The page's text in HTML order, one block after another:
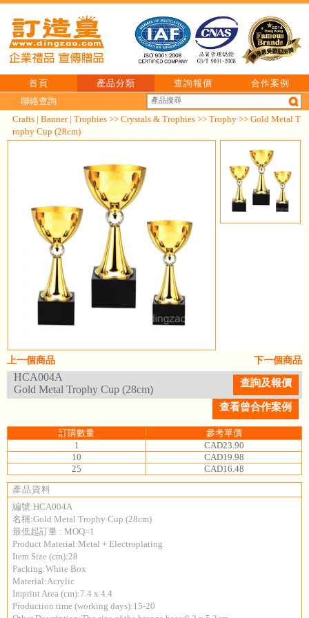
首頁 產品分類 查詢報價
合作案例
聯絡查詢
Crafts | Banner | Trophies >> Crystals & Trophies >> Trophy >> Gold Metal T
rophy Cup (28cm)
下一個商品
上一個商品
HCA004A
Gold Metal Trophy Cup (28cm)
查詢及報價
查看曾合作案例
訂購數量
參考單價
1
CAD23.90
10
CAD19.98
25
CAD16.48
產品資料
編號:HCA004A
名稱:Gold Metal Trophy Cup (28cm)
最低起訂量 : MOQ=1
Product Material:Metal + Electroplating
Item Size (cm):28
Packing:White Box
Material:Acrylic
Imprint Area (cm):7.4 x 4.4
Production time (working days):15-20